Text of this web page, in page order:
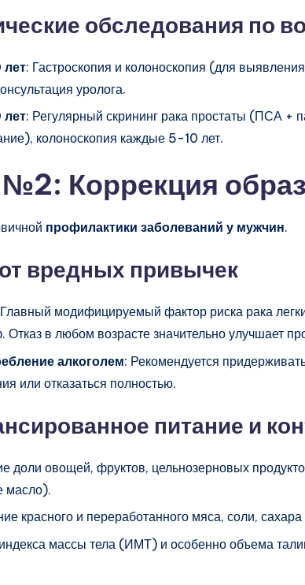
обследования по
лет: Гастроскопия и колоноскопия (для
уролога.
лет: Регулярный скрининг рака простаты (ПСА +
колоноскопия каждые 5-10 лет.
Коррекция
профилактики заболеваний у мужчин.
вредных привычек
модифицируемый фактор риска рака
Отказ в любом возрасте значительно улучшает
алкоголем: Рекомендуется
или отказаться полностью.
питание и
доли овощей, фруктов, цельнозерновых
масло).
красного и переработанного мяса, соли,
массы тела (ИМТ) и особенно объема